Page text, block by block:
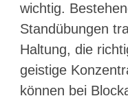
wichtig.
Standübungen
Haltung, die
geistige
können bei